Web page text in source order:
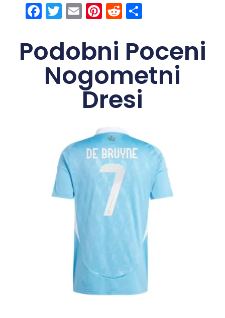
Facebook
Twitter
EmailPinterest
Reddit
Share
Podobni Poceni
Nogometni
Dresi